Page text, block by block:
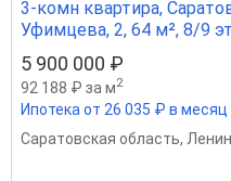
3-комн квартира,
Уфимцева, 2, 64 м², 8/9
5 900 000 ₽
92 188 ₽ за м2
Ипотека от 26 035 ₽ в месяц
Саратовская область,